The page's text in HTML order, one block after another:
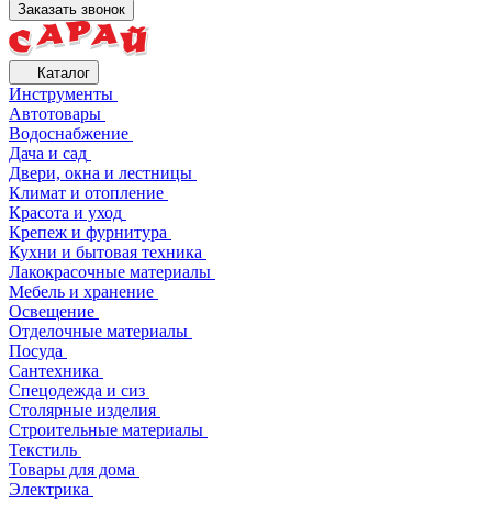
Заказать звонок
Каталог
Инструменты
Автотовары
Водоснабжение
Дача и сад
Двери, окна и лестницы
Климат и отопление
Красота и уход
Крепеж и фурнитура
Кухни и бытовая техника
Лакокрасочные материалы
Мебель и хранение
Освещение
Отделочные материалы
Посуда
Сантехника
Спецодежда и сиз
Столярные изделия
Строительные материалы
Текстиль
Товары для дома
Электрика